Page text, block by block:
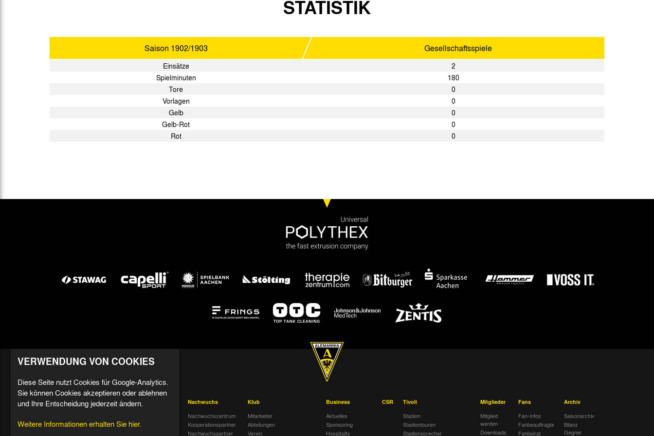
STATISTIK
Saison 1902/1903 Gesellschaftsspiele
Einsätze
2
Spielminuten
180
Tore
0
Vorlagen
0
Gelb
0
Gelb-Rot
0
Rot
0
Aktuell
Termine
Profis
Trainer
Nachwuchs
Nachwuchszentrum
Kooperationspartner
Nachwuchspartner
Klub
Mitarbeiter
Abteilungen
Verein
Business
Aktuelles
Sponsoring
Hospitality
CSR
Tivoli
Stadion
Stadiontouren
Stadionsprecher
Mitglieder
Mitglied
werden
Downloads
Fans
Fan-Infos
Fanbeauftragte
Fanbeirat
Archiv
Saisonarchiv
Bilanz
Gegner
VERWENDUNG VON COOKIES
Diese Seite nutzt Cookies für Google-Analytics.
Sie können Cookies akzeptieren oder ablehnen
und Ihre Entscheidung jederzeit ändern.
Weitere Informationen erhalten Sie hier.